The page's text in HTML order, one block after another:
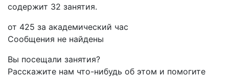
содержит 32 занятия.
от 425 за академический час
Сообщения не найдены
Вы посещали занятия?
Расскажите нам что-нибудь об этом и помогите